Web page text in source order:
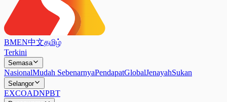
BMEN中文தமிழ்
Terkini
Semasa
NasionalMudah SebenarnyaPendapatGlobalJenayahSukan
Selangor
EXCOADNPBT